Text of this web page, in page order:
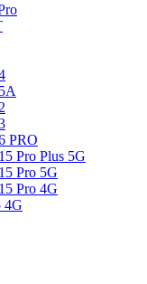
PRO
Pro Plus 5G
Pro 5G
Pro 4G
4G